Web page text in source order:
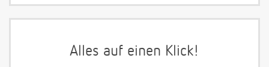
Alles auf einen Klick!